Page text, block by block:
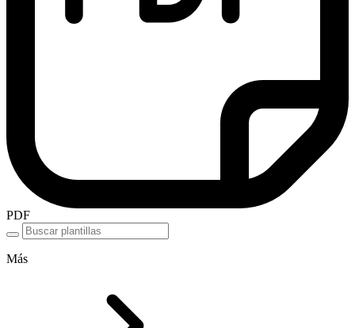
PDF
Más